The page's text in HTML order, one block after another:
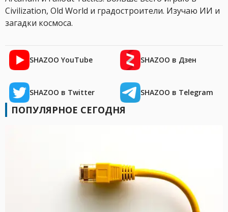
Civilization, Old World и градостроители. Изучаю ИИ и
загадки космоса.
SHAZOO YouTube SHAZOO в Дзен
SHAZOO в Twitter SHAZOO в Telegram
ПОПУЛЯРНОЕ СЕГОДНЯ